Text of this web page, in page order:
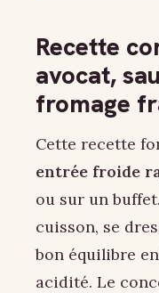
Recette
avocat,
fromage
Cette recette
entrée froide
ou sur un
cuisson, se
bon équilibre
acidité. Le